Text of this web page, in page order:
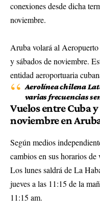
conexiones desde dicha
noviembre.
Aruba volará al
y sábados de noviembre.
entidad aeroportuaria
Aerolínea chilena
varias frecuencias
Vuelos entre Cuba
noviembre en
Según medios
cambios en sus horarios
Los lunes saldrá de La
jueves a las 11:15 de la
11:15 am.